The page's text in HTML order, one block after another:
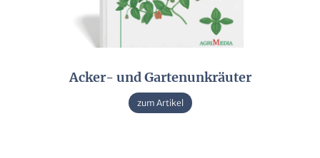
Acker- und Gartenunkräuter
zum Artikel